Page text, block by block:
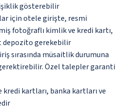
gösterebilir
için otele girişte, resmi
fotoğraflı kimlik ve kredi kartı,
depozito gerekebilir
sırasında müsaitlik durumuna
gerektirebilir. Özel talepler garanti
kartları, banka kartları ve